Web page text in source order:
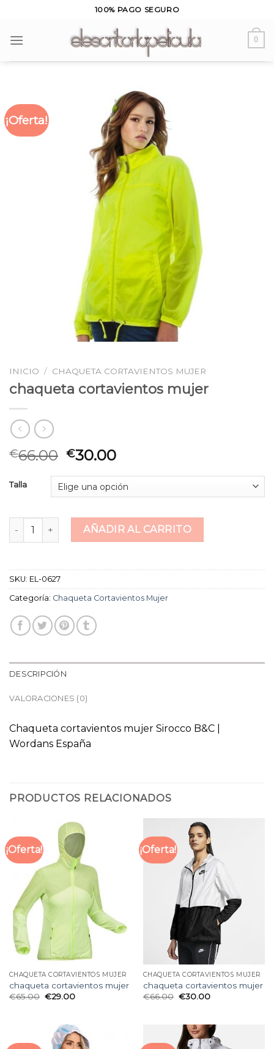
content
100% PAGO SEGURO
0
¡Oferta!
INICIO / CHAQUETA CORTAVIENTOS MUJER
chaqueta cortavientos mujer
€66.00 €30.00
Talla
chaqueta cortavientos mujer cantidad
AÑADIR AL CARRITO
SKU: EL-0627
Categoría: Chaqueta Cortavientos Mujer
DESCRIPCIÓN
VALORACIONES (0)
Chaqueta cortavientos mujer Sirocco B&C |
Wordans España
PRODUCTOS RELACIONADOS
¡Oferta!
CHAQUETA CORTAVIENTOS MUJER
chaqueta cortavientos mujer
€65.00 €29.00
¡Oferta!
CHAQUETA CORTAVIENTOS MUJER
chaqueta cortavientos mujer
€66.00 €30.00